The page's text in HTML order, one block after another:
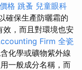
格 跳蚤 兒童眼科
確保生產防曬霜的
效，而且對環境也安
Firm 全瓷
化學或礦物紫外線
一般成分名稱，而